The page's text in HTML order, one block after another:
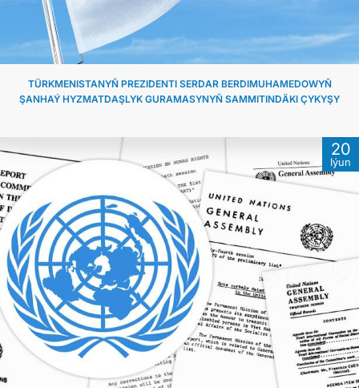
TÜRKMENISTANYŇ PREZIDENTI SERDAR BERDIMUHAMEDOWYŇ
ŞANHAÝ HYZMATDAŞLYK GURAMASYNYŇ SAMMITINDÄKI ÇYKYŞY
20
Iýun